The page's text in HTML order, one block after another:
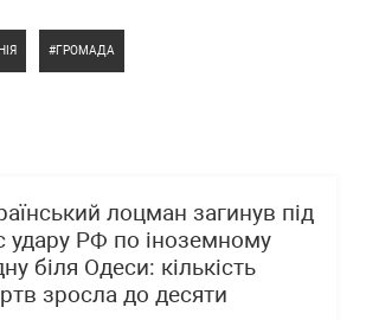
ГРОМАДА
лоцман загинув під
удару РФ по іноземному
біля Одеси: кількість
зросла до десяти